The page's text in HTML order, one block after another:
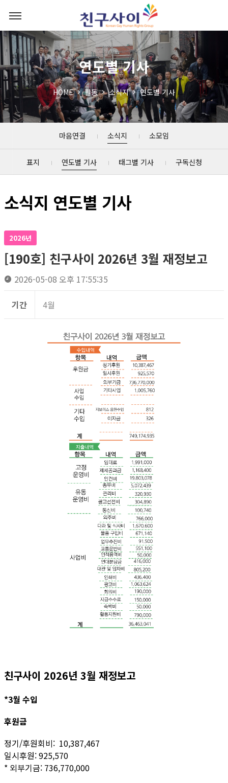
연도별 기사
HOME 활동 소식지 연도별 기사
마음연결 소식지 소모임
표지 연도별 기사 태그별 기사 구독신청
소식지 연도별 기사
2026년
[190호] 친구사이 2026년 3월 재정보고
2026-05-08 오후 17:55:35
기간 4월
친구사이 2026년 3월 재정보고
*3월 수입
후원금
정기/후원회비: 10,387,467
일시후원: 925,570
* 외부기금: 736,770,000